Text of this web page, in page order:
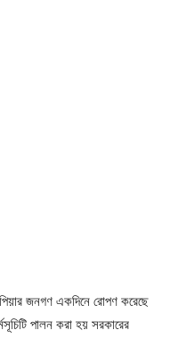
জনগণ একদিনে রোপণ করেছে
পালন করা হয় সরকারের